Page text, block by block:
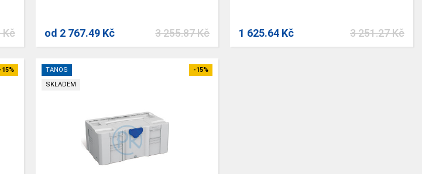
Kč 3 255.87 Kč
od 2 767.49 Kč 3 251.27 Kč
1 625.64 Kč
-15%
TANOS
SKLADEM
-15%